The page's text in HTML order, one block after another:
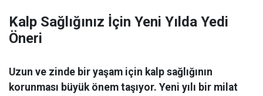
Kalp Sağlığınız İçin Yeni Yılda Yedi
Öneri
Uzun ve zinde bir yaşam için kalp sağlığının
korunması büyük önem taşıyor. Yeni yılı bir milat